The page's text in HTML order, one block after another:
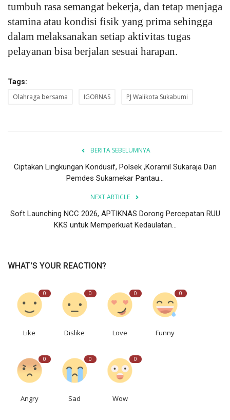
tumbuh rasa semangat bekerja, dan tetap menjaga
stamina atau kondisi fisik yang prima sehingga
dalam melaksanakan setiap aktivitas tugas
pelayanan bisa berjalan sesuai harapan.
Tags:
Olahraga bersama IGORNAS PJ Walikota Sukabumi
BERITA SEBELUMNYA
Ciptakan Lingkungan Kondusif, Polsek ,Koramil Sukaraja Dan
Pemdes Sukamekar Pantau...
NEXT ARTICLE
Soft Launching NCC 2026, APTIKNAS Dorong Percepatan RUU
KKS untuk Memperkuat Kedaulatan...
WHAT'S YOUR REACTION?
0
Like
0
Dislike
0
Love
0
Funny
0
Angry
0
Sad
0
Wow